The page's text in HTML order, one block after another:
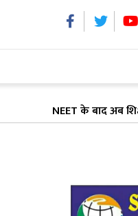
NEET के बाद अब शिक्षा